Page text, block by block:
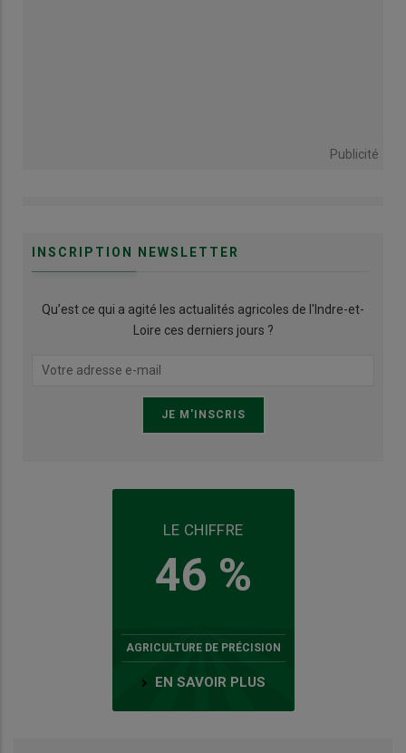
Publicité
INSCRIPTION NEWSLETTER
Qu’est ce qui a agité les actualités agricoles de l'Indre-et-
Loire ces derniers jours ?
LE CHIFFRE
46 %
AGRICULTURE DE PRÉCISION
EN SAVOIR PLUS